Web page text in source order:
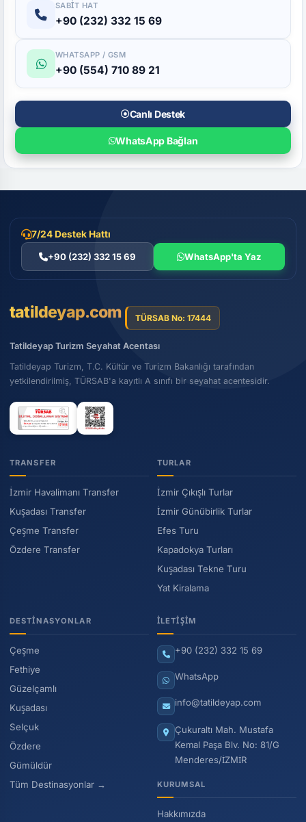
SABIT HAT
+90 (232) 332 15 69
WHATSAPP / GSM
+90 (554) 710 89 21
Canlı Destek
WhatsApp Bağlan
7/24 Destek Hattı
+90 (232) 332 15 69 WhatsApp'ta Yaz
tatildeyap.com TÜRSAB No: 17444
Tatildeyap Turizm Seyahat Acentası
Tatildeyap Turizm, T.C. Kültür ve Turizm Bakanlığı tarafından
yetkilendirilmiş, TÜRSAB'a kayıtlı A sınıfı bir seyahat acentesidir.
TRANSFER
İzmir Havalimanı Transfer
Kuşadası Transfer
Çeşme Transfer
Özdere Transfer
TURLAR
İzmir Çıkışlı Turlar
İzmir Günübirlik Turlar
Efes Turu
Kapadokya Turları
Kuşadası Tekne Turu
Yat Kiralama
DESTINASYONLAR
Çeşme
Fethiye
Güzelçamlı
Kuşadası
Selçuk
Özdere
Gümüldür
Tüm Destinasyonlar →
İLETIŞIM
+90 (232) 332 15 69
WhatsApp
info@tatildeyap.com
Çukuraltı Mah. Mustafa
Kemal Paşa Blv. No: 81/G
Menderes/İZMİR
KURUMSAL
Hakkımızda